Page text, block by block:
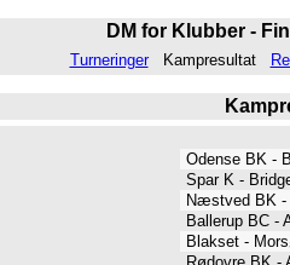
DM for Klubber -
Turneringer Kampresultat
Odense BK -
Spar K -
Næstved BK
Ballerup BC -
Blakset -